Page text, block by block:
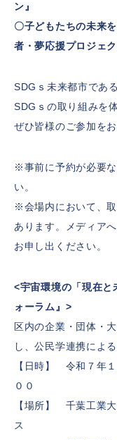
ン』
〇子どもたちの未来
者・夢応援プロジェク
SDGｓ未来都市であ
SDGｓの取り組みを
ぜひ皆様のご参加を
※事前に予約が必要
い。
※会場内において、
あります。メディア
お申し出ください。
<宇宙環境の「現在
ォーラム』>
区内の企業・団体・
し、公民学連携によ
【日時】 令和７年
００
【場所】 千葉工業
ス